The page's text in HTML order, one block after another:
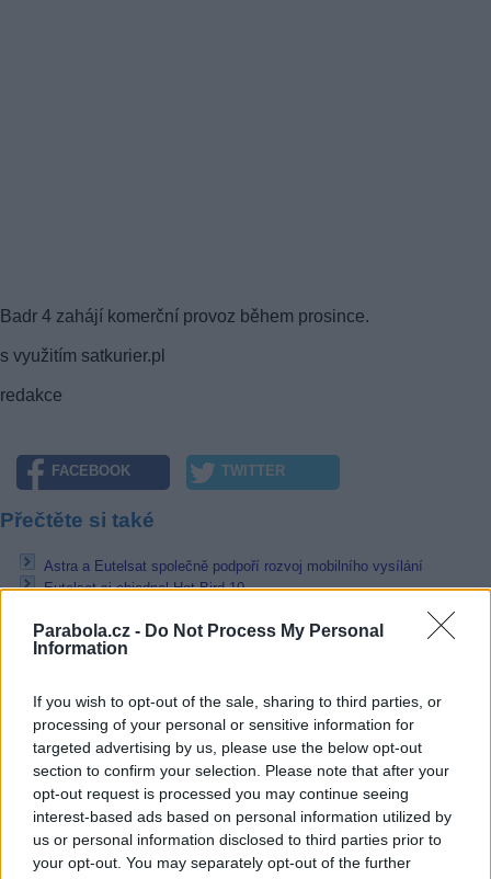
Parabola.cz - Do Not Process My Personal
Information
If you wish to opt-out of the sale, sharing to third parties, or
processing of your personal or sensitive information for
targeted advertising by us, please use the below opt-out
section to confirm your selection. Please note that after your
opt-out request is processed you may continue seeing
interest-based ads based on personal information utilized by
us or personal information disclosed to third parties prior to
your opt-out. You may separately opt-out of the further
Badr 4 zahájí komerční provoz během prosince.
s využitím satkurier.pl
redakce
FACEBOOK TWITTER
Přečtěte si také
Astra a Eutelsat společně podpoří rozvoj mobilního vysílání
Eutelsat si objednal Hot Bird 10
Reklama
Pracovní nabídky
07.08.2026 - Bosch Powertrain s.r.o. Jihlava • linkový střídač • mzda
48.400 Kč • příspěvek na ubytování (Jihlava, okres Jihlava)
07.08.2026 -Bosch Powertrain s.r.o. Jihlava • obsluha CNC strojů •
48.400 Kč • náborový bonus 50.000 Kč • příspěvek na ubytování
okres Jihlava)
07.08.2026 -Specialista pro elektronická zařízení údržby (m/ž) (tř.
Klementa 869, Mladá Boleslav II)
06.08.2026 - Bosch Powertrain s.r.o. Jihlava • CNC operátor• mzda